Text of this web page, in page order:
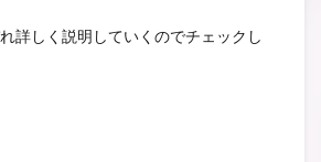
詳しく説明していくのでチェックし